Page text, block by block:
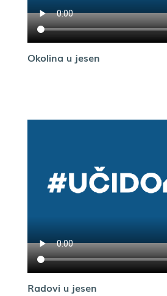
Okolina u jesen
Radovi u jesen